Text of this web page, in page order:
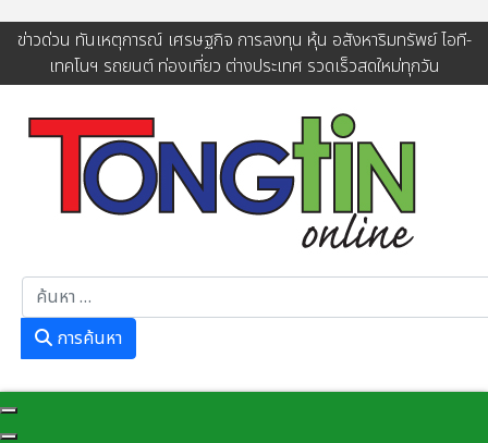
ข่าวด่วน ทันเหตุการณ์ เศรษฐกิจ การลงทุน หุ้น อสังหาริมทรัพย์ ไอที-
เทคโนฯ รถยนต์ ท่องเที่ยว ต่างประเทศ รวดเร็วสดใหม่ทุกวัน
การค้นหา